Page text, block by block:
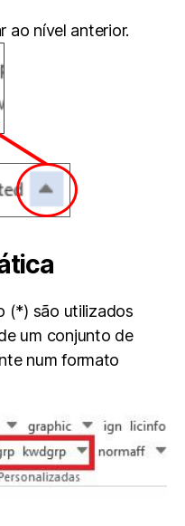
ao nível anterior.
(*) são utilizados
um conjunto de
num formato